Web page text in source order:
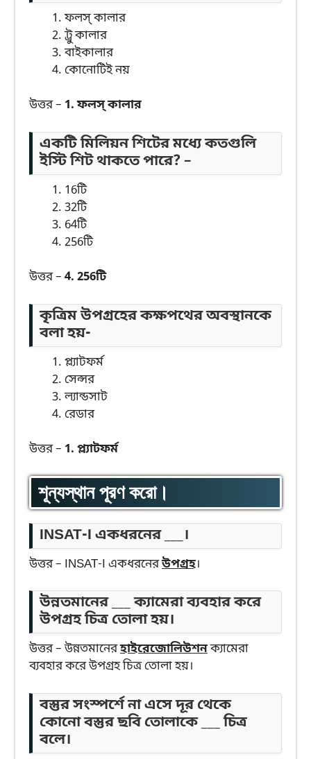
ফলস্ কালার
ট্রু কালার
বাইকালার
কোনোটিই নয়
উত্তর – 1. ফলস্ কালার
একটি মিলিয়ন শিটের মধ্যে কতগুলি
ইস্টি শিট থাকতে পারে? –
16টি
32টি
64টি
256টি
উত্তর – 4. 256টি
কৃত্রিম উপগ্রহের কক্ষপথের অবস্থানকে
বলা হয়-
প্ল্যাটফর্ম
সেন্সর
ল্যান্ডসাট
রেডার
উত্তর – 1. প্ল্যাটফর্ম
শূন্যস্থান পূরণ করো।
INSAT-I একধরনের ___।
উত্তর – INSAT-I একধরনেরউপগ্রহ।
উন্নতমানের ___ ক্যামেরা ব্যবহার করে
উপগ্রহ চিত্র তোলা হয়।
উত্তর – উন্নতমানেরহাইরেজোলিউশনক্যামেরা
ব্যবহার করে উপগ্রহ চিত্র তোলা হয়।
বস্তুর সংস্পর্শে না এসে দূর থেকে
কোনো বস্তুর ছবি তোলাকে ___ চিত্র
বলে।